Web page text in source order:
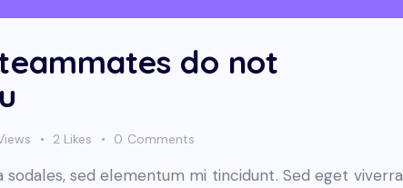
do not
2 Likes 0 Comments
sodales, sed elementum mi tincidunt. Sed eget viverra